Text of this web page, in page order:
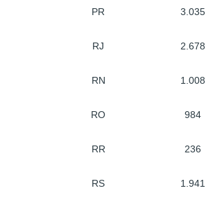
PR 3.035
RJ 2.678
RN 1.008
RO 984
RR 236
RS 1.941